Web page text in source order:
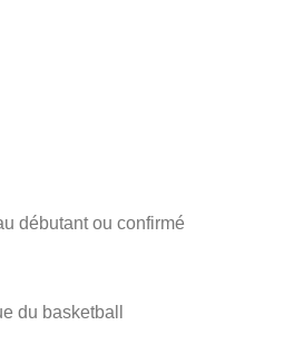
débutant ou confirmé
du basketball